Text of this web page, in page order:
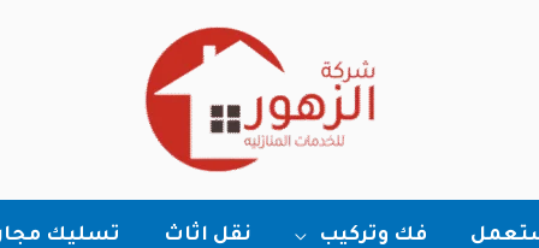
فك وتركيب نقل اثاث تسليك